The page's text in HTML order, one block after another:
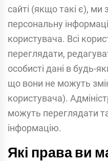
сайті (якщо такі є),
персональну
користувача. Всі
переглядати,
особисті дані в будь-
що вони не можуть
користувача).
можуть переглядати
інформацію.
Які права ви